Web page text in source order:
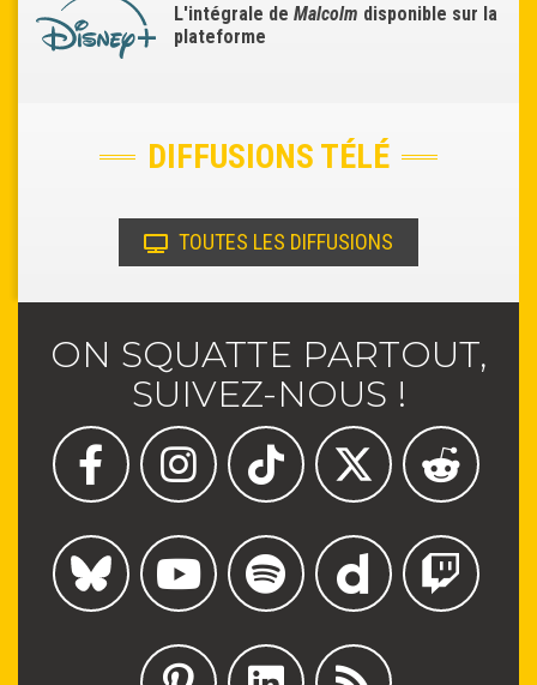
L'intégrale de Malcolm disponible sur la
plateforme
DIFFUSIONS TÉLÉ
TOUTES LES DIFFUSIONS
ON SQUATTE PARTOUT,
SUIVEZ-NOUS !